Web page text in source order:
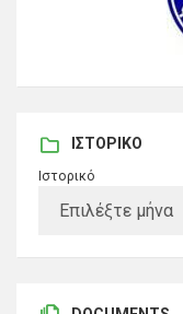
ΙΣΤΟΡΙΚΌ
Ιστορικό